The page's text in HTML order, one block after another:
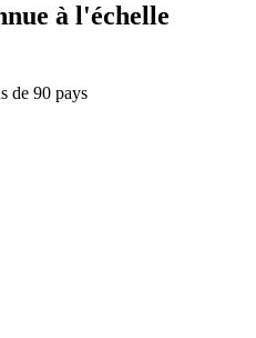
à l'échelle
de 90 pays